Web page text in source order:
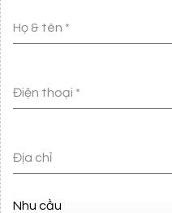
Họ & tên *
Điện thoại *
Địa chỉ
Nhu cầu